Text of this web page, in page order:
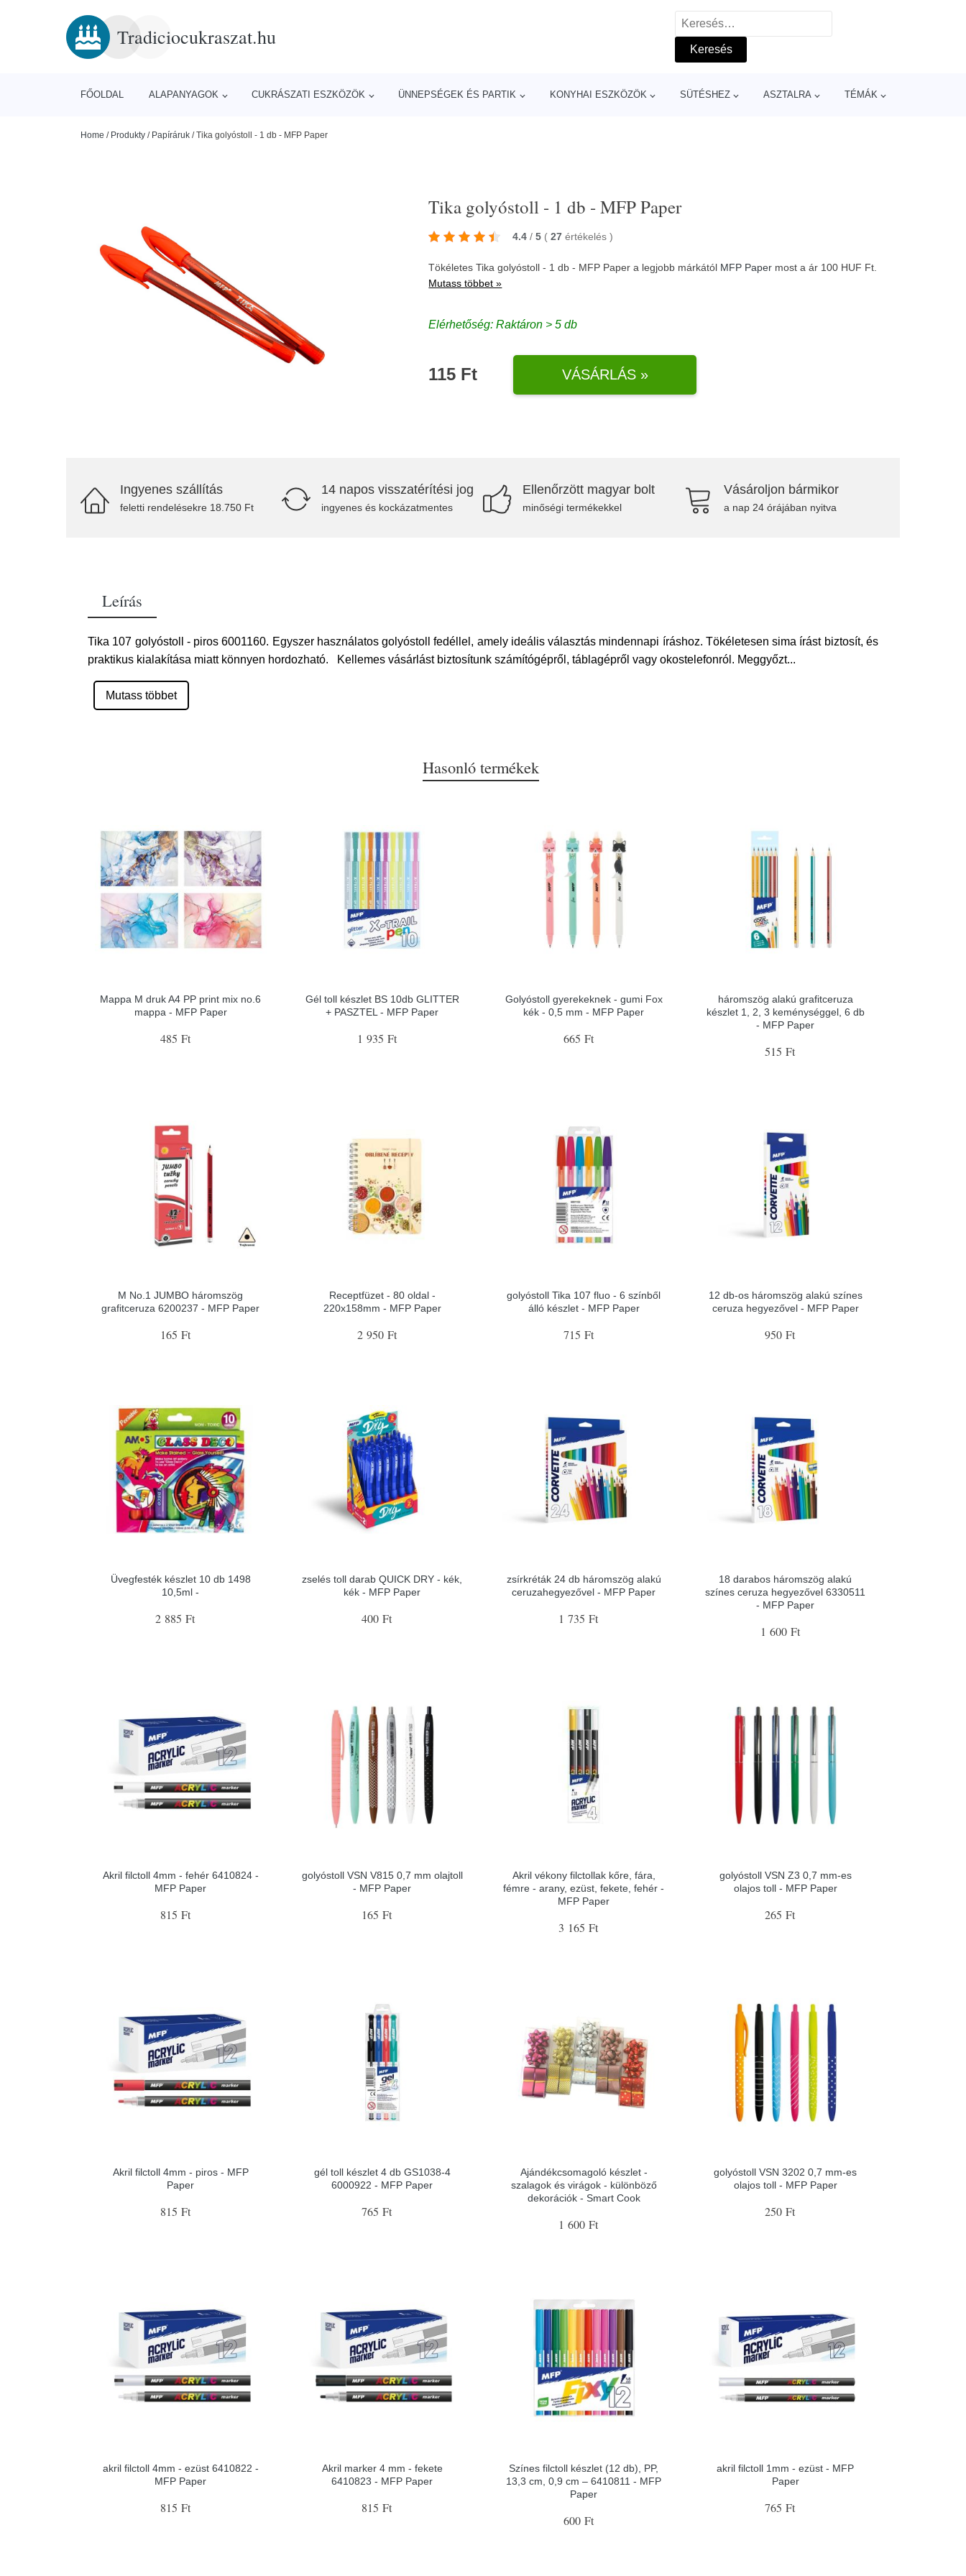
Tradiciocukraszat.hu
Keresés:
FŐOLDAL ALAPANYAGOK CUKRÁSZATI ESZKÖZÖK ÜNNEPSÉGEK ÉS PARTIK KONYHAI ESZKÖZÖK SÜTÉSHEZ ASZTALRA TÉMÁK
Home / Produkty / Papíráruk /Tika golyóstoll - 1 db - MFP Paper
Tika golyóstoll - 1 db - MFP Paper
4.4 / 5 ( 27 értékelés)
Tökéletes Tika golyóstoll - 1 db - MFP Paper a legjobb márkától MFP Paper most a ár 100 HUF Ft.
Mutass többet »
Elérhetőség: Raktáron > 5 db
115 Ft VÁSÁRLÁS »
Ingyenes szállítás
feletti rendelésekre 18.750 Ft
14 napos visszatérítési jog
ingyenes és kockázatmentes
Ellenőrzött magyar bolt
minőségi termékekkel
Vásároljon bármikor
a nap 24 órájában nyitva
Leírás
Tika 107 golyóstoll - piros 6001160. Egyszer használatos golyóstoll fedéllel, amely ideális választás mindennapi íráshoz. Tökéletesen sima írást biztosít, és
praktikus kialakítása miatt könnyen hordozható. Kellemes vásárlást biztosítunk számítógépről, táblagépről vagy okostelefonról. Meggyőzt...
Mutass többet
Hasonló termékek
Mappa M druk A4 PP print mix no.6
mappa - MFP Paper
485 Ft
Gél toll készlet BS 10db GLITTER
+ PASZTEL - MFP Paper
1 935 Ft
Golyóstoll gyerekeknek - gumi Fox
kék - 0,5 mm - MFP Paper
665 Ft
háromszög alakú grafitceruza
készlet 1, 2, 3 keménységgel, 6 db
- MFP Paper
515 Ft
M No.1 JUMBO háromszög
grafitceruza 6200237 - MFP Paper
165 Ft
Receptfüzet - 80 oldal -
220x158mm - MFP Paper
2 950 Ft
golyóstoll Tika 107 fluo - 6 színből
álló készlet - MFP Paper
715 Ft
12 db-os háromszög alakú színes
ceruza hegyezővel - MFP Paper
950 Ft
Üvegfesték készlet 10 db 1498
10,5ml -
2 885 Ft
zselés toll darab QUICK DRY - kék,
kék - MFP Paper
400 Ft
zsírkréták 24 db háromszög alakú
ceruzahegyezővel - MFP Paper
1 735 Ft
18 darabos háromszög alakú
színes ceruza hegyezővel 6330511
- MFP Paper
1 600 Ft
Akril filctoll 4mm - fehér 6410824 -
MFP Paper
815 Ft
golyóstoll VSN V815 0,7 mm olajtoll
- MFP Paper
165 Ft
Akril vékony filctollak kőre, fára,
fémre - arany, ezüst, fekete, fehér -
MFP Paper
3 165 Ft
golyóstoll VSN Z3 0,7 mm-es
olajos toll - MFP Paper
265 Ft
Akril filctoll 4mm - piros - MFP
Paper
815 Ft
gél toll készlet 4 db GS1038-4
6000922 - MFP Paper
765 Ft
Ajándékcsomagoló készlet -
szalagok és virágok - különböző
dekorációk - Smart Cook
1 600 Ft
golyóstoll VSN 3202 0,7 mm-es
olajos toll - MFP Paper
250 Ft
akril filctoll 4mm - ezüst 6410822 -
MFP Paper
815 Ft
Akril marker 4 mm - fekete
6410823 - MFP Paper
815 Ft
Színes filctoll készlet (12 db), PP,
13,3 cm, 0,9 cm – 6410811 - MFP
Paper
600 Ft
akril filctoll 1mm - ezüst - MFP
Paper
765 Ft